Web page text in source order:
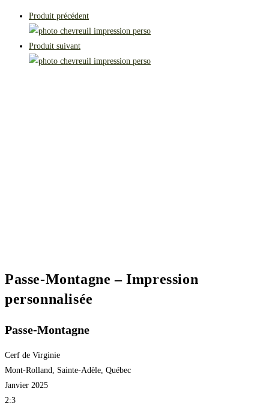
Produit précédent
Produit suivant
Passe-Montagne – Impression
personnalisée
Passe-Montagne
Cerf de Virginie
Mont-Rolland, Sainte-Adèle, Québec
Janvier 2025
2:3